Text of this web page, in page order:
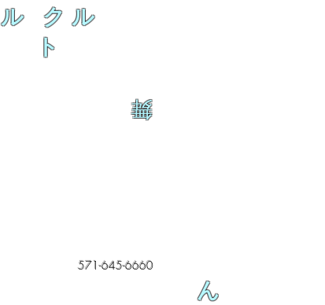
ル クル
ト
舞
ん
571-645-6660